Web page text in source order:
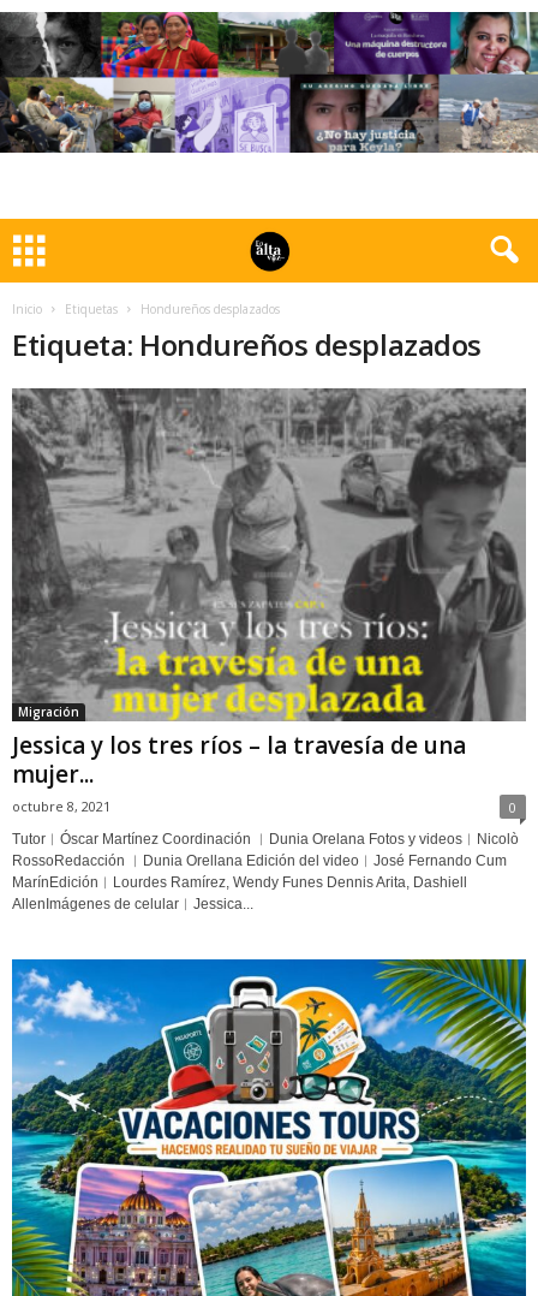
Inicio Etiquetas Hondureños desplazados
Etiqueta: Hondureños desplazados
Migración
Jessica y los tres ríos – la travesía de una
mujer...
octubre 8, 2021 0
Tutor︱Óscar Martínez Coordinación ︱Dunia Orelana Fotos y videos︱Nicolò
RossoRedacción ︱Dunia Orellana Edición del video︱José Fernando Cum
MarínEdición︱Lourdes Ramírez, Wendy Funes Dennis Arita, Dashiell
AllenImágenes de celular︱Jessica...